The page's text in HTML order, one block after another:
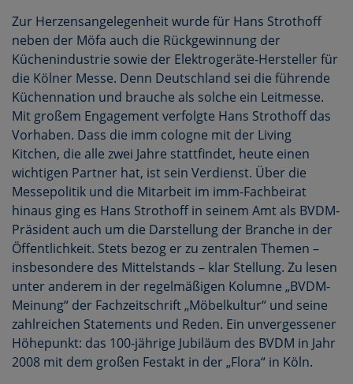
Zur Herzensangelegenheit wurde für Hans Strothoff
neben der Möfa auch die Rückgewinnung der
Küchenindustrie sowie der Elektrogeräte-Hersteller für
die Kölner Messe. Denn Deutschland sei die führende
Küchennation und brauche als solche ein Leitmesse.
Mit großem Engagement verfolgte Hans Strothoff das
Vorhaben. Dass die imm cologne mit der Living
Kitchen, die alle zwei Jahre stattfindet, heute einen
wichtigen Partner hat, ist sein Verdienst. Über die
Messepolitik und die Mitarbeit im imm-Fachbeirat
hinaus ging es Hans Strothoff in seinem Amt als BVDM-
Präsident auch um die Darstellung der Branche in der
Öffentlichkeit. Stets bezog er zu zentralen Themen –
insbesondere des Mittelstands – klar Stellung. Zu lesen
unter anderem in der regelmäßigen Kolumne „BVDM-
Meinung“ der Fachzeitschrift „Möbelkultur“ und seine
zahlreichen Statements und Reden. Ein unvergessener
Höhepunkt: das 100-jährige Jubiläum des BVDM in Jahr
2008 mit dem großen Festakt in der „Flora“ in Köln.